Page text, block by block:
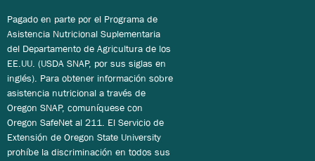
Pagado en parte por el Programa de
Asistencia Nutricional Suplementaria
del Departamento de Agricultura de los
EE.UU. (USDA SNAP, por sus siglas en
inglés). Para obtener información sobre
asistencia nutricional a través de
Oregon SNAP, comuníquese con
Oregon SafeNet al 211. El Servicio de
Extensión de Oregon State University
prohíbe la discriminación en todos sus